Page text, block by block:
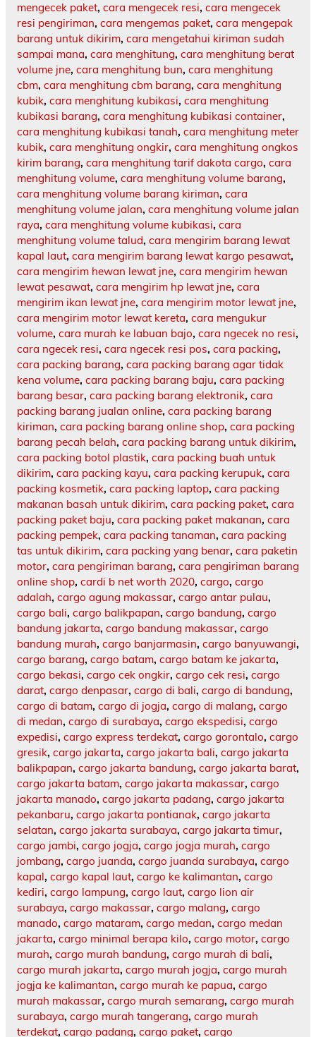
mengecek paket, cara mengecek resi, cara mengecek
resi pengiriman, cara mengemas paket, cara mengepak
barang untuk dikirim, cara mengetahui kiriman sudah
sampai mana, cara menghitung, cara menghitung berat
volume jne, cara menghitung bun, cara menghitung
cbm, cara menghitung cbm barang, cara menghitung
kubik, cara menghitung kubikasi, cara menghitung
kubikasi barang, cara menghitung kubikasi container,
cara menghitung kubikasi tanah, cara menghitung meter
kubik, cara menghitung ongkir, cara menghitung ongkos
kirim barang, cara menghitung tarif dakota cargo, cara
menghitung volume, cara menghitung volume barang,
cara menghitung volume barang kiriman, cara
menghitung volume jalan, cara menghitung volume jalan
raya, cara menghitung volume kubikasi, cara
menghitung volume talud, cara mengirim barang lewat
kapal laut, cara mengirim barang lewat kargo pesawat,
cara mengirim hewan lewat jne, cara mengirim hewan
lewat pesawat, cara mengirim hp lewat jne, cara
mengirim ikan lewat jne, cara mengirim motor lewat jne,
cara mengirim motor lewat kereta, cara mengukur
volume, cara murah ke labuan bajo, cara ngecek no resi,
cara ngecek resi, cara ngecek resi pos, cara packing,
cara packing barang, cara packing barang agar tidak
kena volume, cara packing barang baju, cara packing
barang besar, cara packing barang elektronik, cara
packing barang jualan online, cara packing barang
kiriman, cara packing barang online shop, cara packing
barang pecah belah, cara packing barang untuk dikirim,
cara packing botol plastik, cara packing buah untuk
dikirim, cara packing kayu, cara packing kerupuk, cara
packing kosmetik, cara packing laptop, cara packing
makanan basah untuk dikirim, cara packing paket, cara
packing paket baju, cara packing paket makanan, cara
packing pempek, cara packing tanaman, cara packing
tas untuk dikirim, cara packing yang benar, cara paketin
motor, cara pengiriman barang, cara pengiriman barang
online shop, cardi b net worth 2020, cargo, cargo
adalah, cargo agung makassar, cargo antar pulau,
cargo bali, cargo balikpapan, cargo bandung, cargo
bandung jakarta, cargo bandung makassar, cargo
bandung murah, cargo banjarmasin, cargo banyuwangi,
cargo barang, cargo batam, cargo batam ke jakarta,
cargo bekasi, cargo cek ongkir, cargo cek resi, cargo
darat, cargo denpasar, cargo di bali, cargo di bandung,
cargo di batam, cargo di jogja, cargo di malang, cargo
di medan, cargo di surabaya, cargo ekspedisi, cargo
expedisi, cargo express terdekat, cargo gorontalo, cargo
gresik, cargo jakarta, cargo jakarta bali, cargo jakarta
balikpapan, cargo jakarta bandung, cargo jakarta barat,
cargo jakarta batam, cargo jakarta makassar, cargo
jakarta manado, cargo jakarta padang, cargo jakarta
pekanbaru, cargo jakarta pontianak, cargo jakarta
selatan, cargo jakarta surabaya, cargo jakarta timur,
cargo jambi, cargo jogja, cargo jogja murah, cargo
jombang, cargo juanda, cargo juanda surabaya, cargo
kapal, cargo kapal laut, cargo ke kalimantan, cargo
kediri, cargo lampung, cargo laut, cargo lion air
surabaya, cargo makassar, cargo malang, cargo
manado, cargo mataram, cargo medan, cargo medan
jakarta, cargo minimal berapa kilo, cargo motor, cargo
murah, cargo murah bandung, cargo murah di bali,
cargo murah jakarta, cargo murah jogja, cargo murah
jogja ke kalimantan, cargo murah ke papua, cargo
murah makassar, cargo murah semarang, cargo murah
surabaya, cargo murah tangerang, cargo murah
terdekat, cargo padang, cargo paket, cargo